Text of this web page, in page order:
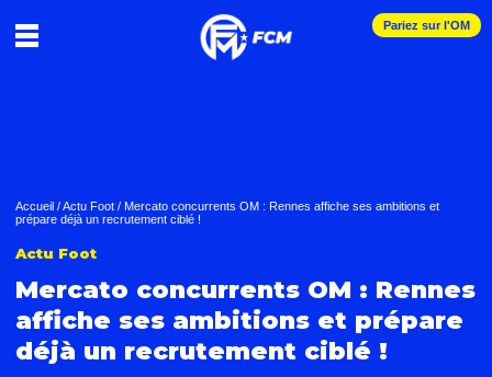
Pariez sur l'OM
Accueil /Actu Foot / Mercato concurrents OM : Rennes affiche ses ambitions et
prépare déjà un recrutement ciblé !
Actu Foot
Mercato concurrents OM : Rennes
affiche ses ambitions et prépare
déjà un recrutement ciblé !